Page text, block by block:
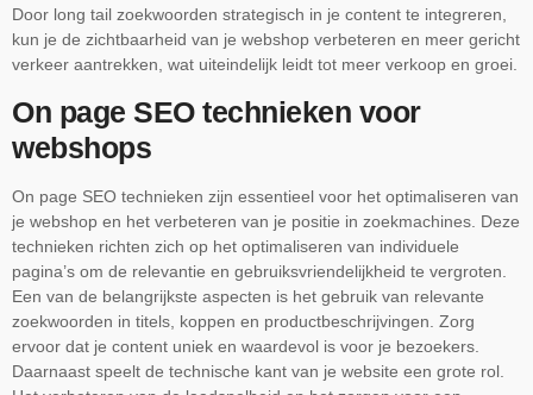
Door long tail zoekwoorden strategisch in je content te integreren,
kun je de zichtbaarheid van je webshop verbeteren en meer gericht
verkeer aantrekken, wat uiteindelijk leidt tot meer verkoop en groei.
On page SEO technieken voor
webshops
On page SEO technieken zijn essentieel voor het optimaliseren van
je webshop en het verbeteren van je positie in zoekmachines. Deze
technieken richten zich op het optimaliseren van individuele
pagina’s om de relevantie en gebruiksvriendelijkheid te vergroten.
Een van de belangrijkste aspecten is het gebruik van relevante
zoekwoorden in titels, koppen en productbeschrijvingen. Zorg
ervoor dat je content uniek en waardevol is voor je bezoekers.
Daarnaast speelt de technische kant van je website een grote rol.